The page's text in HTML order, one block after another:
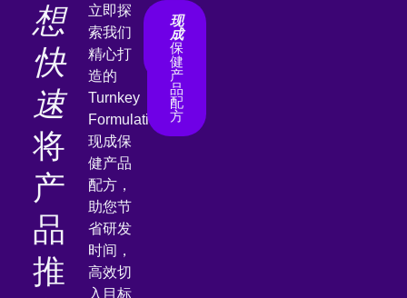
想
快
速
将
产
品
推
立即探
索我们
精心打
造的
Turnkey
Formulation
现成保
健产品
配方，
助您节
省研发
时间，
高效切
入目标
联
系
我
们
现
成
保
健
产
品
配
方